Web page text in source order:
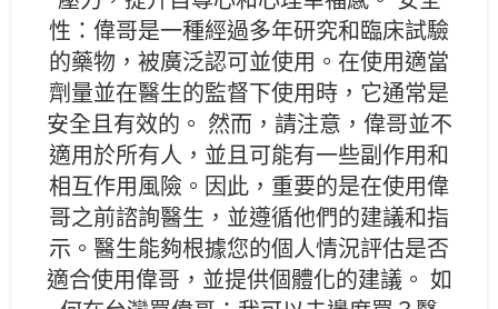
性：偉哥是一種經過多年研究和臨床試驗
的藥物，被廣泛認可並使用。在使用適當
劑量並在醫生的監督下使用時，它通常是
安全且有效的。 然而，請注意，偉哥並不
適用於所有人，並且可能有一些副作用和
相互作用風險。因此，重要的是在使用偉
哥之前諮詢醫生，並遵循他們的建議和指
示。醫生能夠根據您的個人情況評估是否
適合使用偉哥，並提供個體化的建議。 如